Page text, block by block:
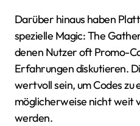
Darüber hinaus haben
spezielle Magic: The
denen Nutzer oft Promo-
Erfahrungen diskutieren.
wertvoll sein, um Codes zu
möglicherweise nicht weit
werden.